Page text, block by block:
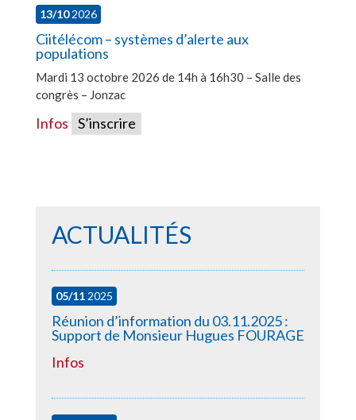
13/102026
Ciitélécom – systèmes d’alerte aux
populations
Mardi 13 octobre 2026 de 14h à 16h30 – Salle des
congrès – Jonzac
Infos S’inscrire
ACTUALITÉS
05/112025
Réunion d’information du 03.11.2025 :
Support de Monsieur Hugues FOURAGE
Infos